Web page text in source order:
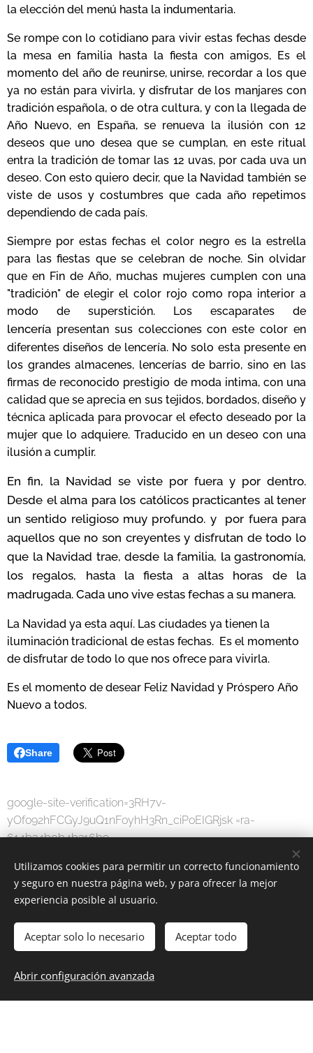
la elección del menú hasta la indumentaria.
Se rompe con lo cotidiano para vivir estas fechas desde
la mesa en familia hasta la fiesta con amigos, Es el
momento del año de reunirse, unirse, recordar a los que
ya no están para vivirla, y disfrutar de los manjares con
tradición española, o de otra cultura, y con la llegada de
Año Nuevo, en España, se renueva la ilusión con 12
deseos que uno desea que se cumplan, en este ritual
entra la tradición de tomar las 12 uvas, por cada uva un
deseo. Con esto quiero decir, que la Navidad también se
viste de usos y costumbres que cada año repetimos
dependiendo de cada país.
Siempre por estas fechas el color negro es la estrella
para las fiestas que se celebran de noche. Sin olvidar
que en Fin de Año, muchas mujeres cumplen con una
"tradición" de elegir el color rojo como ropa interior a
modo de superstición. Los escaparates de
lencería presentan sus colecciones con este color en
diferentes diseños de lencería. No solo esta presente en
los grandes almacenes, lencerías de barrio, sino en las
firmas de reconocido prestigio de moda intima, con una
calidad que se aprecia en sus tejidos, bordados, diseño y
técnica aplicada para provocar el efecto deseado por la
mujer que lo adquiere. Traducido en un deseo con una
ilusión a cumplir.
En fin, la Navidad se viste por fuera y por dentro.
Desde el alma para los católicos practicantes al tener
un sentido religioso muy profundo. y por fuera para
aquellos que no son creyentes y disfrutan de todo lo
que la Navidad trae, desde la familia, la gastronomía,
los regalos, hasta la fiesta a altas horas de la
madrugada. Cada uno vive estas fechas a su manera.
La Navidad ya esta aquí. Las ciudades ya tienen la
iluminación tradicional de estas fechas. Es el momento
de disfrutar de todo lo que nos ofrece para vivirla.
Es el momento de desear Feliz Navidad y Próspero Año
Nuevo a todos.
Share
google-site-verification=3RH7v-
yOfo92hFCGyJ9uQ1nFoyhH3Rn_ciPoEIGRjsk =ra-
614b34b0b4b316b9
www.moda-digital.com.es
Utilizamos cookies para permitir un correcto funcionamiento
y seguro en nuestra página web, y para ofrecer la mejor
experiencia posible al usuario.
Aceptar solo lo necesario Aceptar todo
Abrir configuración avanzada